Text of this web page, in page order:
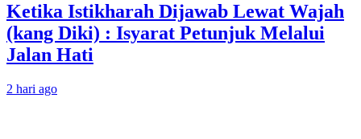
Ketika Istikharah Dijawab Lewat Wajah
(kang Diki) : Isyarat Petunjuk Melalui
Jalan Hati
2 hari ago